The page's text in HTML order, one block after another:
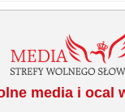
media i ocal